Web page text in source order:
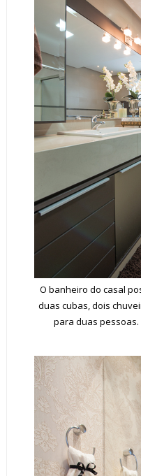
O banheiro do casal
duas cubas, dois
para duas pessoas.